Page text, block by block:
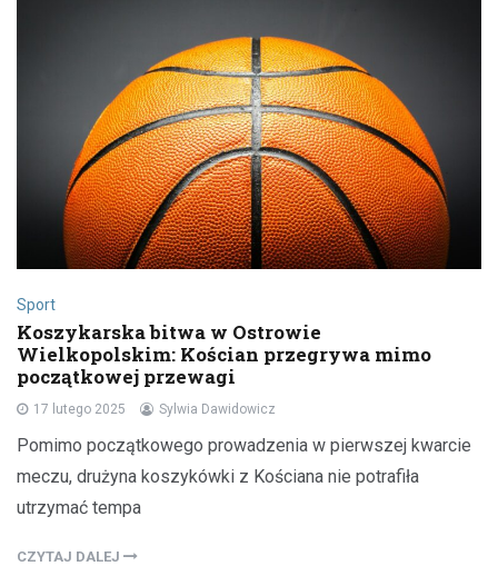
Sport
Koszykarska bitwa w Ostrowie
Wielkopolskim: Kościan przegrywa mimo
początkowej przewagi
17 lutego 2025 Sylwia Dawidowicz
Pomimo początkowego prowadzenia w pierwszej kwarcie
meczu, drużyna koszykówki z Kościana nie potrafiła
utrzymać tempa
CZYTAJ DALEJ